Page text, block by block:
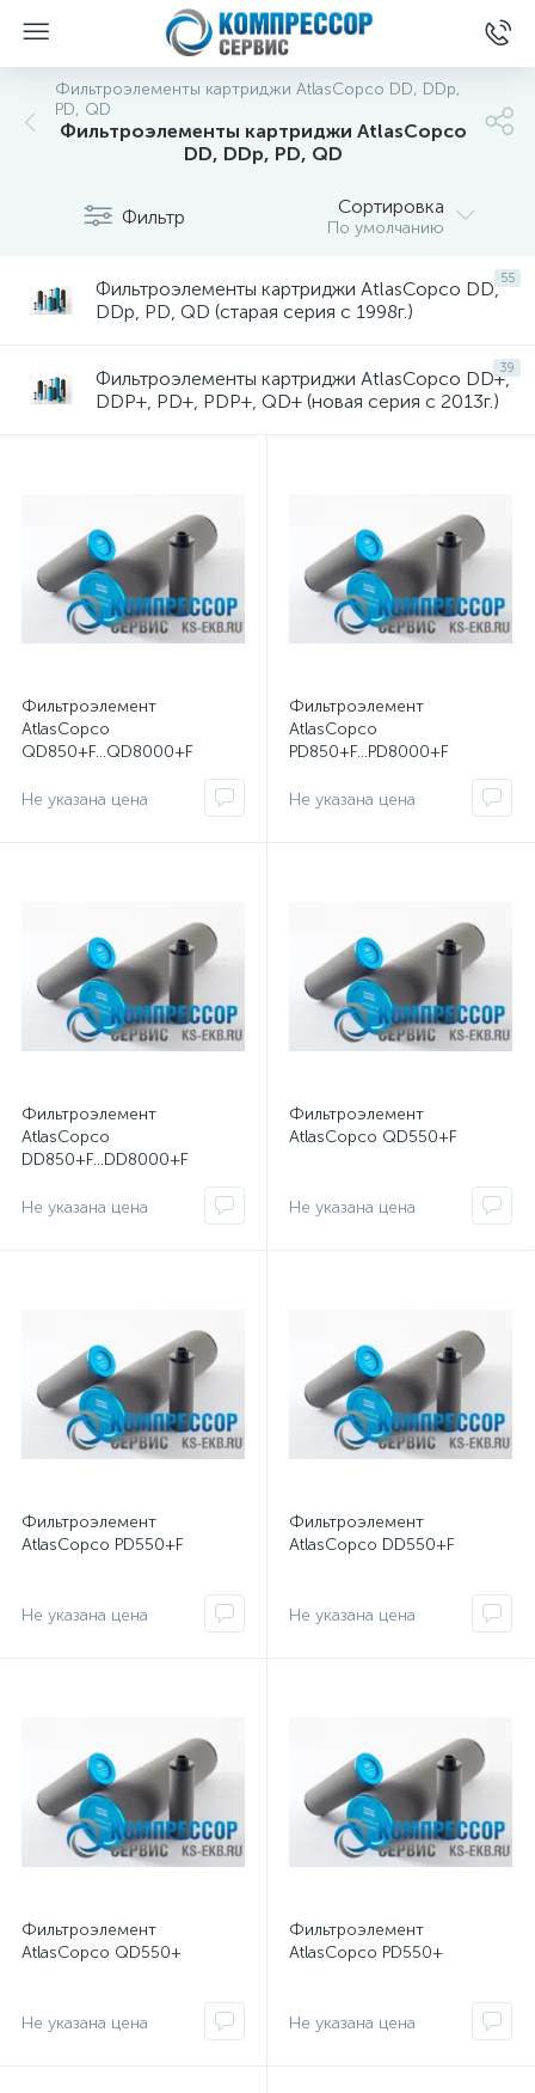
Фильтроэлементы картриджи AtlasCopco DD, DDp,
PD, QD
Фильтроэлементы картриджи AtlasCopco
DD, DDp, PD, QD
Фильтр Сортировка
По умолчанию
55
Фильтроэлементы картриджи AtlasCopco DD,
DDp, PD, QD (старая серия с 1998г.)
39
Фильтроэлементы картриджи AtlasCopco DD+,
DDP+, PD+, PDP+, QD+ (новая серия с 2013г.)
Фильтроэлемент
AtlasCopco
QD850+F...QD8000+F
Не указана цена
Фильтроэлемент
AtlasCopco
PD850+F...PD8000+F
Не указана цена
Фильтроэлемент
AtlasCopco
DD850+F...DD8000+F
Не указана цена
Фильтроэлемент
AtlasCopco QD550+F
Не указана цена
Фильтроэлемент
AtlasCopco PD550+F
Не указана цена
Фильтроэлемент
AtlasCopco DD550+F
Не указана цена
Фильтроэлемент
AtlasCopco QD550+
Не указана цена
Фильтроэлемент
AtlasCopco PD550+
Не указана цена